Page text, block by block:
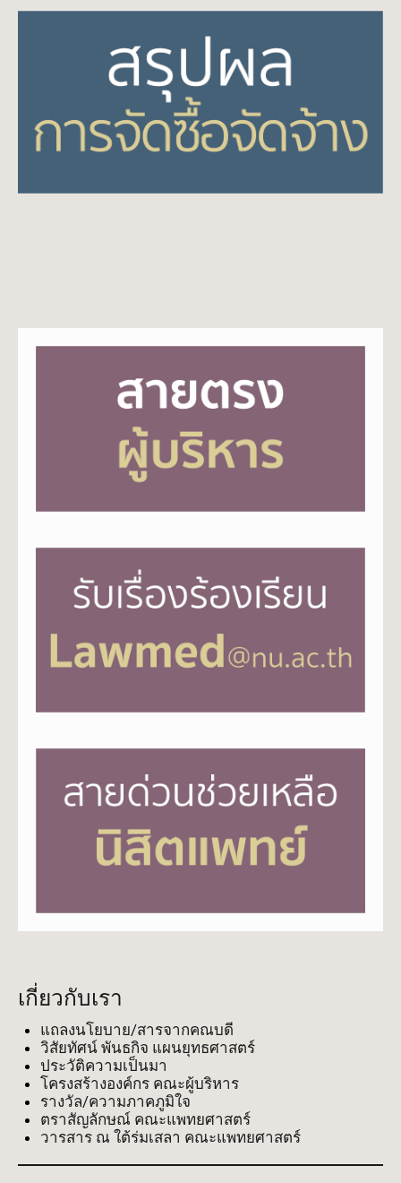
เกี่ยวกับเรา
แถลงนโยบาย/สารจากคณบดี
วิสัยทัศน์ พันธกิจ แผนยุทธศาสตร์
ประวัติความเป็นมา
โครงสร้างองค์กร คณะผู้บริหาร
รางวัล/ความภาคภูมิใจ
ตราสัญลักษณ์ คณะแพทยศาสตร์
วารสาร ณ ใต้ร่มเสลา คณะแพทยศาสตร์